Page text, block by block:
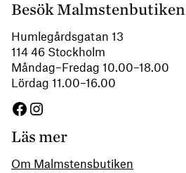
Besök Malmstenbutiken
Humlegårdsgatan 13
114 46 Stockholm
Måndag–Fredag 10.00–18.00
Lördag 11.00–16.00
Facebook
Instagram
Läs mer
Om Malmstensbutiken